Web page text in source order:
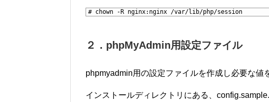
# chown -R nginx:nginx /var/lib/php/session
２．phpMyAdmin用設定ファイル
phpmyadmin用の設定ファイルを作成し必要な値
インストールディレクトリにある、